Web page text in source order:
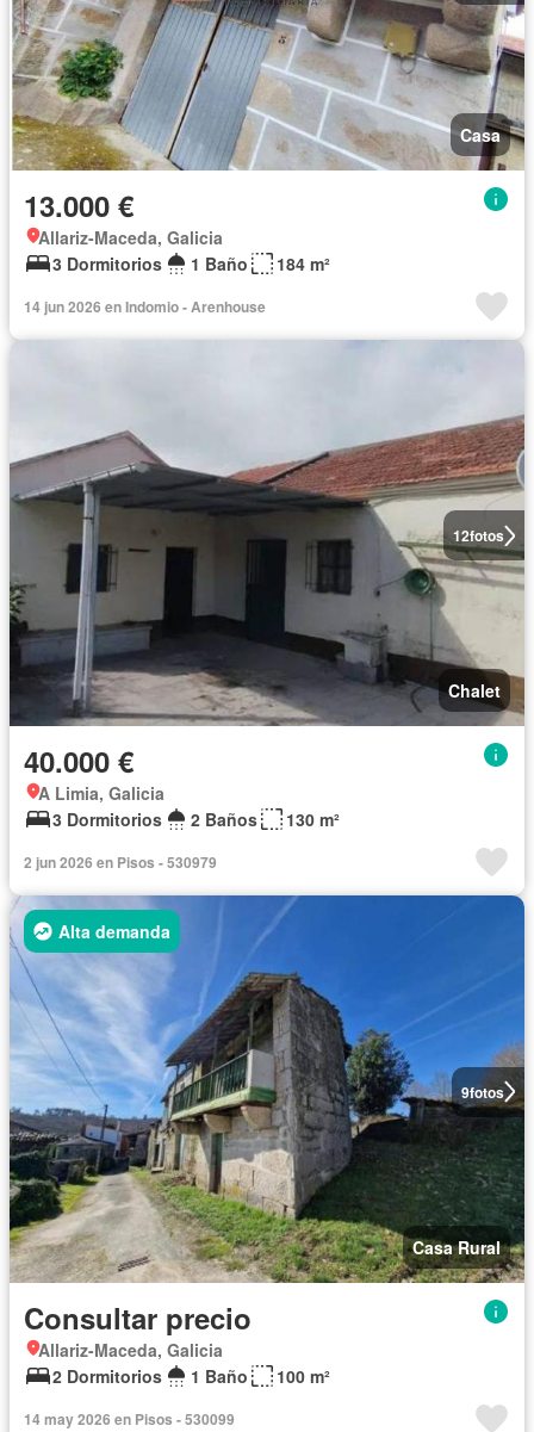
Casa
13.000 €
Allariz-Maceda, Galicia
3 Dormitorios
1 Baño 184 m²
14 jun 2026 en Indomio - Arenhouse
12fotos
Chalet
40.000 €
A Limia, Galicia
3 Dormitorios
2 Baños 130 m²
2 jun 2026 en Pisos - 530979
9fotos
Alta demanda
Casa Rural
Consultar precio
Allariz-Maceda, Galicia
2 Dormitorios
1 Baño 100 m²
14 may 2026 en Pisos - 530099